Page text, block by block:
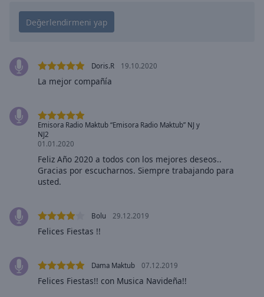
Caption
Color
Style
Doris.R 19.10.2020
La mejor compañía
Emisora Radio Maktub “Emisora Radio Maktub” NJ y
NJ2
01.01.2020
Feliz Año 2020 a todos con los mejores deseos..
Gracias por escucharnos. Siempre trabajando para
usted.
Bolu 29.12.2019
Felices Fiestas !!
Dama Maktub 07.12.2019
Felices Fiestas!! con Musica Navideña!!